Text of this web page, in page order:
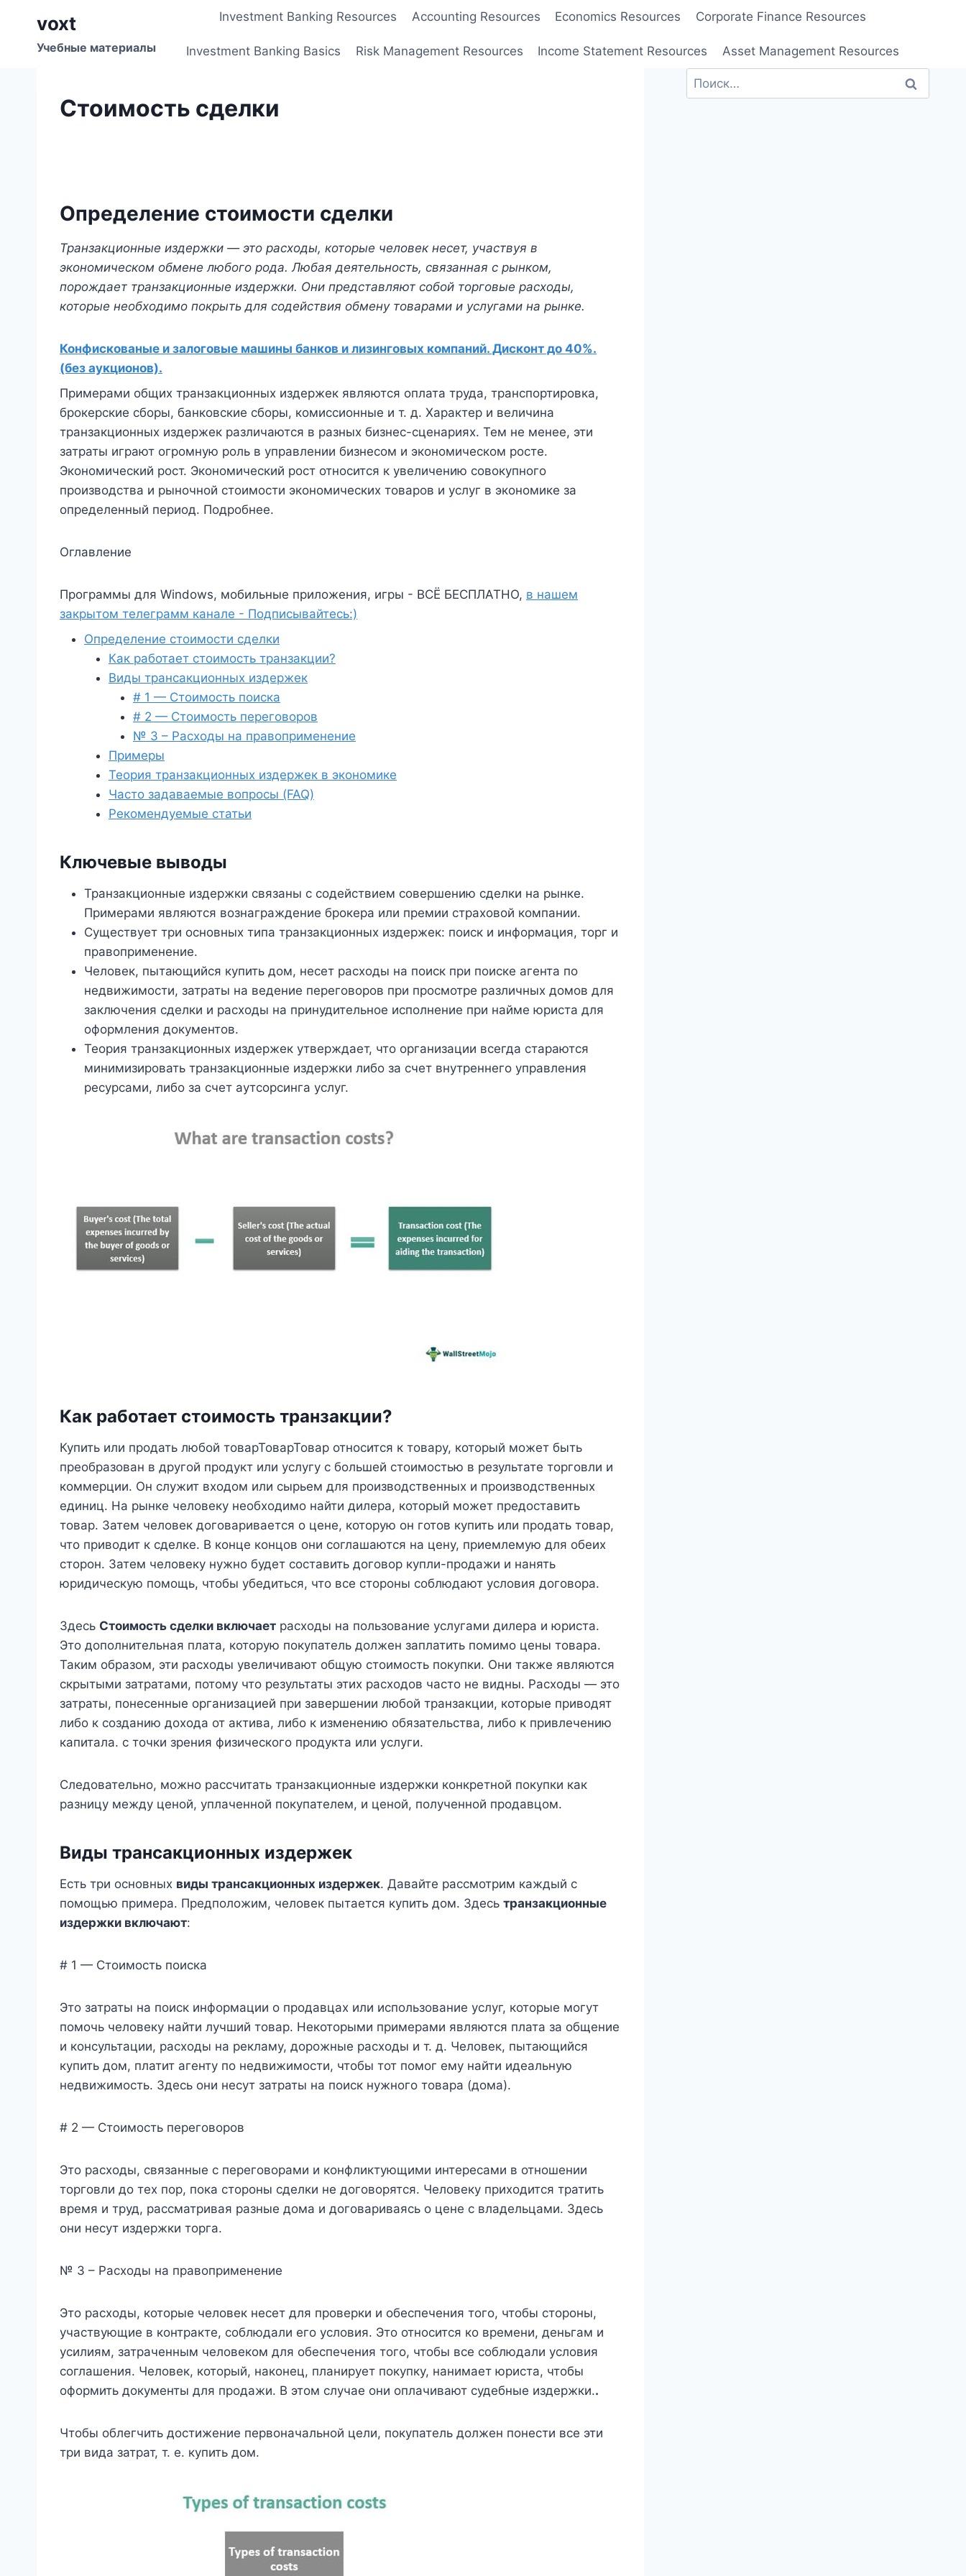
содержимому
voxt
Учебные материалы
Investment Banking Resources Accounting Resources Economics Resources Corporate Finance Resources
Investment Banking Basics Risk Management Resources Income Statement Resources Asset Management Resources
Стоимость сделки
Определение стоимости сделки
Транзакционные издержки — это расходы, которые человек несет, участвуя в
экономическом обмене любого рода. Любая деятельность, связанная с рынком,
порождает транзакционные издержки. Они представляют собой торговые расходы,
которые необходимо покрыть для содействия обмену товарами и услугами на рынке.
Конфискованые и залоговые машины банков и лизинговых компаний. Дисконт до 40%.
(без аукционов).
Примерами общих транзакционных издержек являются оплата труда, транспортировка,
брокерские сборы, банковские сборы, комиссионные и т. д. Характер и величина
транзакционных издержек различаются в разных бизнес-сценариях. Тем не менее, эти
затраты играют огромную роль в управлении бизнесом и экономическом росте.
Экономический рост. Экономический рост относится к увеличению совокупного
производства и рыночной стоимости экономических товаров и услуг в экономике за
определенный период. Подробнее.
Оглавление
Программы для Windows, мобильные приложения, игры - ВСЁ БЕСПЛАТНО, в нашем
закрытом телеграмм канале - Подписывайтесь:)
Определение стоимости сделки
Как работает стоимость транзакции?
Виды трансакционных издержек
# 1 — Стоимость поиска
# 2 — Стоимость переговоров
№ 3 – Расходы на правоприменение
Примеры
Теория транзакционных издержек в экономике
Часто задаваемые вопросы (FAQ)
Рекомендуемые статьи
Ключевые выводы
Транзакционные издержки связаны с содействием совершению сделки на рынке.
Примерами являются вознаграждение брокера или премии страховой компании.
Существует три основных типа транзакционных издержек: поиск и информация, торг и
правоприменение.
Человек, пытающийся купить дом, несет расходы на поиск при поиске агента по
недвижимости, затраты на ведение переговоров при просмотре различных домов для
заключения сделки и расходы на принудительное исполнение при найме юриста для
оформления документов.
Теория транзакционных издержек утверждает, что организации всегда стараются
минимизировать транзакционные издержки либо за счет внутреннего управления
ресурсами, либо за счет аутсорсинга услуг.
Как работает стоимость транзакции?
Купить или продать любой товарТоварТовар относится к товару, который может быть
преобразован в другой продукт или услугу с большей стоимостью в результате торговли и
коммерции. Он служит входом или сырьем для производственных и производственных
единиц. На рынке человеку необходимо найти дилера, который может предоставить
товар. Затем человек договаривается о цене, которую он готов купить или продать товар,
что приводит к сделке. В конце концов они соглашаются на цену, приемлемую для обеих
сторон. Затем человеку нужно будет составить договор купли-продажи и нанять
юридическую помощь, чтобы убедиться, что все стороны соблюдают условия договора.
Здесь Стоимость сделки включает расходы на пользование услугами дилера и юриста.
Это дополнительная плата, которую покупатель должен заплатить помимо цены товара.
Таким образом, эти расходы увеличивают общую стоимость покупки. Они также являются
скрытыми затратами, потому что результаты этих расходов часто не видны. Расходы — это
затраты, понесенные организацией при завершении любой транзакции, которые приводят
либо к созданию дохода от актива, либо к изменению обязательства, либо к привлечению
капитала. с точки зрения физического продукта или услуги.
Следовательно, можно рассчитать транзакционные издержки конкретной покупки как
разницу между ценой, уплаченной покупателем, и ценой, полученной продавцом.
Виды трансакционных издержек
Есть три основных виды трансакционных издержек. Давайте рассмотрим каждый с
помощью примера. Предположим, человек пытается купить дом. Здесь транзакционные
издержки включают:
# 1 — Стоимость поиска
Это затраты на поиск информации о продавцах или использование услуг, которые могут
помочь человеку найти лучший товар. Некоторыми примерами являются плата за общение
и консультации, расходы на рекламу, дорожные расходы и т. д. Человек, пытающийся
купить дом, платит агенту по недвижимости, чтобы тот помог ему найти идеальную
недвижимость. Здесь они несут затраты на поиск нужного товара (дома).
# 2 — Стоимость переговоров
Это расходы, связанные с переговорами и конфликтующими интересами в отношении
торговли до тех пор, пока стороны сделки не договорятся. Человеку приходится тратить
время и труд, рассматривая разные дома и договариваясь о цене с владельцами. Здесь
они несут издержки торга.
№ 3 – Расходы на правоприменение
Это расходы, которые человек несет для проверки и обеспечения того, чтобы стороны,
участвующие в контракте, соблюдали его условия. Это относится ко времени, деньгам и
усилиям, затраченным человеком для обеспечения того, чтобы все соблюдали условия
соглашения. Человек, который, наконец, планирует покупку, нанимает юриста, чтобы
оформить документы для продажи. В этом случае они оплачивают судебные издержки..
Чтобы облегчить достижение первоначальной цели, покупатель должен понести все эти
три вида затрат, т. е. купить дом.
Найти: